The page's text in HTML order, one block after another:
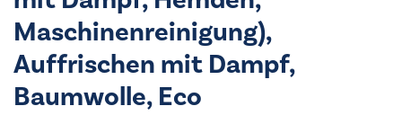
Maschinenreinigung),
Auffrischen mit Dampf,
Baumwolle, Eco